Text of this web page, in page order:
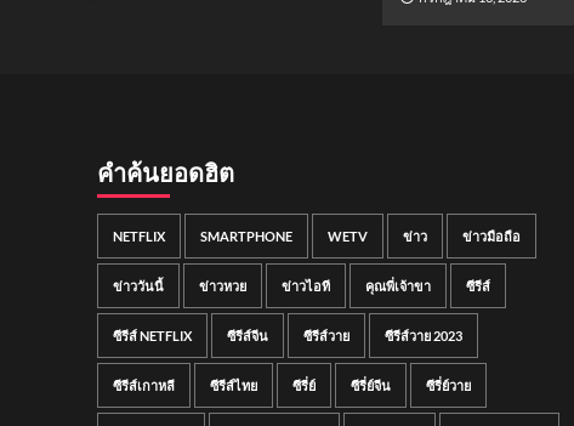
คำค้นยอดฮิต
NETFLIX SMARTPHONE WETV ข่าว ข่าวมือถือ
ข่าววันนี้ ข่าวหวย ข่าวไอที คุณพี่เจ้าขา ซีรีส์
ซีรีส์ NETFLIX ซีรีส์จีน ซีรีส์วาย ซีรีส์วาย 2023
ซีรีส์เกาหลี ซีรีส์ไทย ซีรี่ย์ ซีรี่ย์จีน ซีรี่ย์วาย